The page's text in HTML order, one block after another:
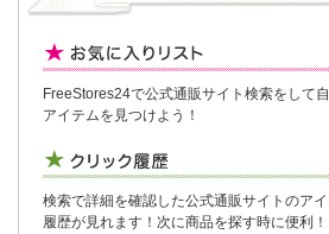
FreeStores24で公式通販サイト検索をして
アイテムを見つけよう！
検索で詳細を確認した公式通販サイトのア
履歴が見れます！次に商品を探す時に便利！